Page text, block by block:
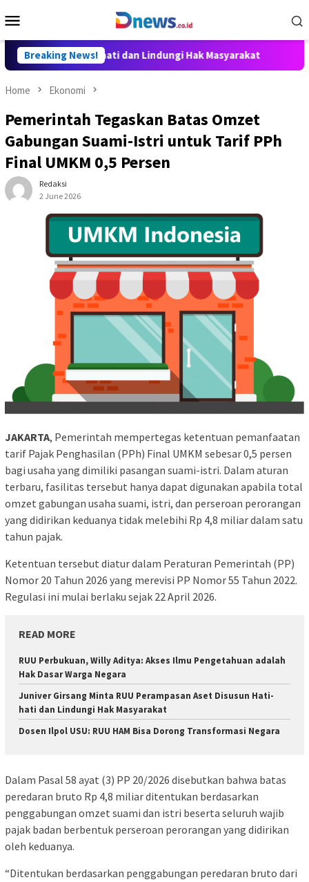
to
Menu
Breaking News!
Hati-hati dan Lindungi Hak Masyarakat Dosen
Home Ekonomi
Pemerintah Tegaskan Batas Omzet
Gabungan Suami-Istri untuk Tarif PPh
Final UMKM 0,5 Persen
Redaksi
2 June 2026
JAKARTA, Pemerintah mempertegas ketentuan pemanfaatan
tarif Pajak Penghasilan (PPh) Final UMKM sebesar 0,5 persen
bagi usaha yang dimiliki pasangan suami-istri. Dalam aturan
terbaru, fasilitas tersebut hanya dapat digunakan apabila total
omzet gabungan usaha suami, istri, dan perseroan perorangan
yang didirikan keduanya tidak melebihi Rp 4,8 miliar dalam satu
tahun pajak.
Ketentuan tersebut diatur dalam Peraturan Pemerintah (PP)
Nomor 20 Tahun 2026 yang merevisi PP Nomor 55 Tahun 2022.
Regulasi ini mulai berlaku sejak 22 April 2026.
READ MORE
RUU Perbukuan, Willy Aditya: Akses Ilmu Pengetahuan adalah
Hak Dasar Warga Negara
Juniver Girsang Minta RUU Perampasan Aset Disusun Hati-
hati dan Lindungi Hak Masyarakat
Dosen Ilpol USU: RUU HAM Bisa Dorong Transformasi Negara
Dalam Pasal 58 ayat (3) PP 20/2026 disebutkan bahwa batas
peredaran bruto Rp 4,8 miliar ditentukan berdasarkan
penggabungan omzet suami dan istri beserta seluruh wajib
pajak badan berbentuk perseroan perorangan yang didirikan
oleh keduanya.
“Ditentukan berdasarkan penggabungan peredaran bruto dari